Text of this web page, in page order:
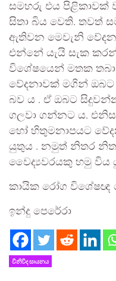
සමහරු එය පිළිකාවක්
සිතා බිය වෙති. තවත්
ඇතිවන මෙවැනි
එන්නේ යැයි සැක
විශේෂයෙන් මතක
වේදනාවක් මගින්
බව ය . ඒ ඔබට
ගලවා ගන්නට ය.
හෝ හිතුමනාපයට
යුතුය . නමුත් නිතර
වෛද්‍යවරයකු හමු විය
කායික රෝග විශේෂඥ
ඉන්දු පෙ⁣රේරා
විනිවිද සායනය